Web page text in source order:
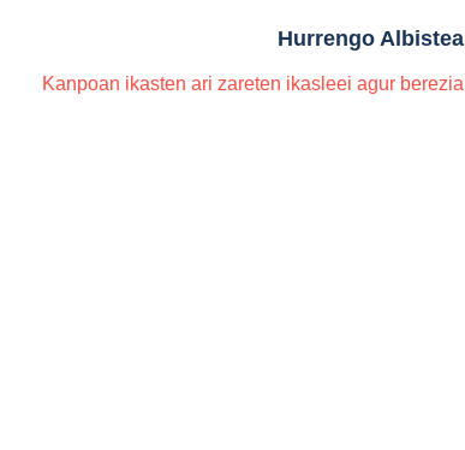
Hurrengo Albistea
Kanpoan ikasten ari zareten ikasleei agur berezia